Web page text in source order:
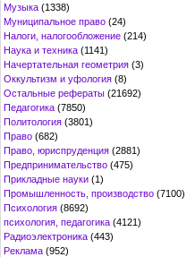
Музыка (1338)
Муниципальное право (24)
Налоги, налогообложение (214)
Наука и техника (1141)
Начертательная геометрия (3)
Оккультизм и уфология (8)
Остальные рефераты (21692)
Педагогика (7850)
Политология (3801)
Право (682)
Право, юриспруденция (2881)
Предпринимательство (475)
Прикладные науки (1)
Промышленность, производство (7100)
Психология (8692)
психология, педагогика (4121)
Радиоэлектроника (443)
Реклама (952)